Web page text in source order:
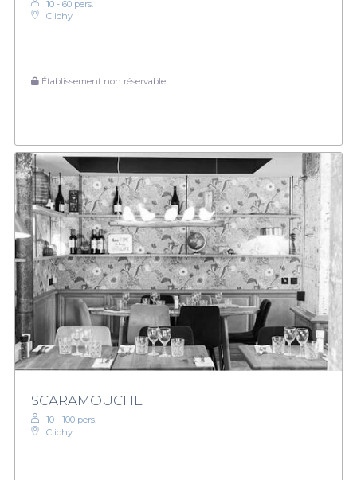
10 - 60 pers.
Clichy
Établissement non réservable
SCARAMOUCHE
10 - 100 pers.
Clichy